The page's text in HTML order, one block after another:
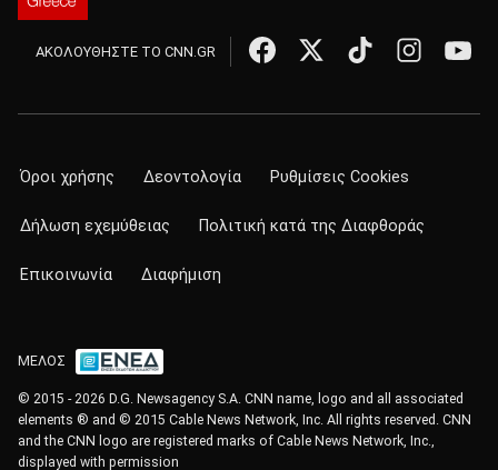
ΑΚΟΛΟΥΘΗΣΤΕ ΤΟ CNN.GR
Όροι χρήσης Δεοντολογία Ρυθμίσεις Cookies
Δήλωση εχεμύθειας Πολιτική κατά της Διαφθοράς
Επικοινωνία Διαφήμιση
ΜΕΛΟΣ
© 2015 - 2026 D.G. Newsagency S.A. CNN name, logo and all associated
elements ® and © 2015 Cable News Network, Inc. All rights reserved. CNN
and the CNN logo are registered marks of Cable News Network, Inc.,
displayed with permission